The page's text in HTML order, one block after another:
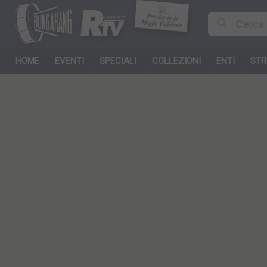
Provincia di
Reggio Calabria
HOME EVENTI SPECIALI COLLEZIONI ENTI